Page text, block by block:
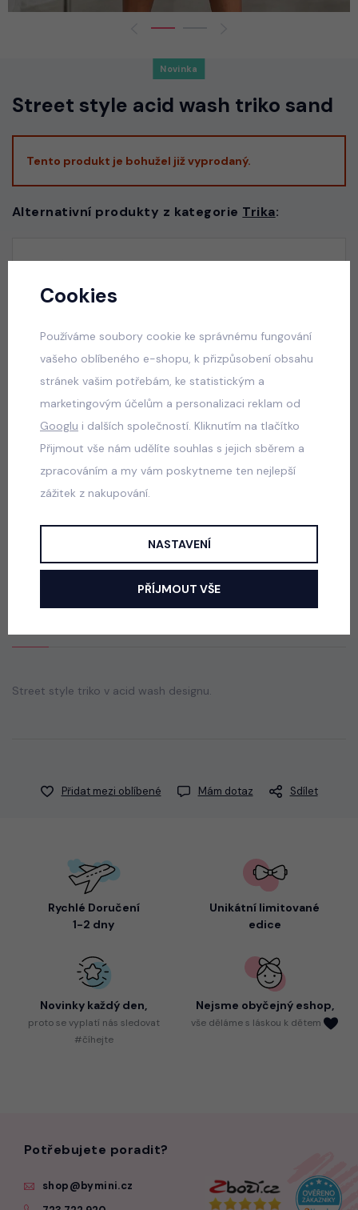
Novinka
Street style acid wash triko sand
Tento produkt je bohužel již vyprodaný.
Alternativní produkty z kategorie Trika:
skladem
330 Kč
Street style triko v acid wash designu.
Přidat mezi oblíbené Mám dotaz Sdílet
Rychlé Doručení
1-2 dny
Unikátní limitované
edice
Novinky každý den,
protose vyplatí nás sledovat
#číhejte
Nejsme obyčejný eshop,
vše děláme s láskou k dětem
Potřebujete poradit?
shop@bymini.cz
Cookies
Používáme soubory cookie ke správnému fungování
vašeho oblíbeného e-shopu, k přizpůsobení obsahu
stránek vašim potřebám, ke statistickým a
marketingovým účelům a personalizaci reklam od
Googlu i dalších společností. Kliknutím na tlačítko
Přijmout vše nám udělíte souhlas s jejich sběrem a
zpracováním a my vám poskytneme ten nejlepší
zážitek z nakupování.
NASTAVENÍ
PŘÍJMOUT VŠE